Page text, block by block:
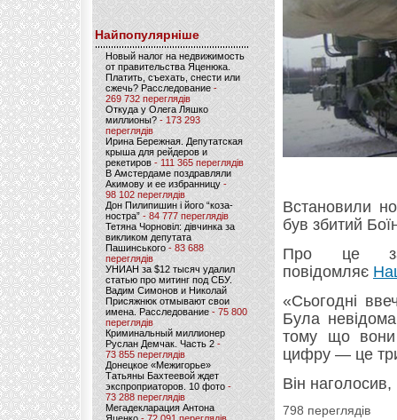
Найпопулярніше
Новый налог на недвижимость
от правительства Яценюка.
Платить, съехать, снести или
сжечь? Расследование-
269 732 переглядів
Откуда у Олега Ляшко
миллионы? - 173 293
переглядів
Ирина Бережная. Депутатская
крыша для рейдеров и
рекетиров - 111 365 переглядів
В Амстердаме поздравляли
Акимову и ее избранницу -
98 102 переглядів
Дон Пилипишин і його “коза-
ностра” - 84 777 переглядів
Тетяна Чорновіл: дівчинка за
викликом депутата
Пашинського- 83 688
переглядів
УНИАН за $12 тысяч удалил
статью про митинг под СБУ.
Вадим Симонов и Николай
Присяжнюк отмывают свои
имена. Расследование - 75 800
переглядів
Криминальный миллионер
Руслан Демчак. Часть 2-
73 855 переглядів
Донецкое «Межигорье»
Татьяны Бахтеевой ждет
экспроприаторов. 10 фото -
73 288 переглядів
Мегадекларация Антона
Встановили
був збитий
Про це
повідомляє
«Сьогодні
Була
тому що
цифру — це
Він
798 переглядів